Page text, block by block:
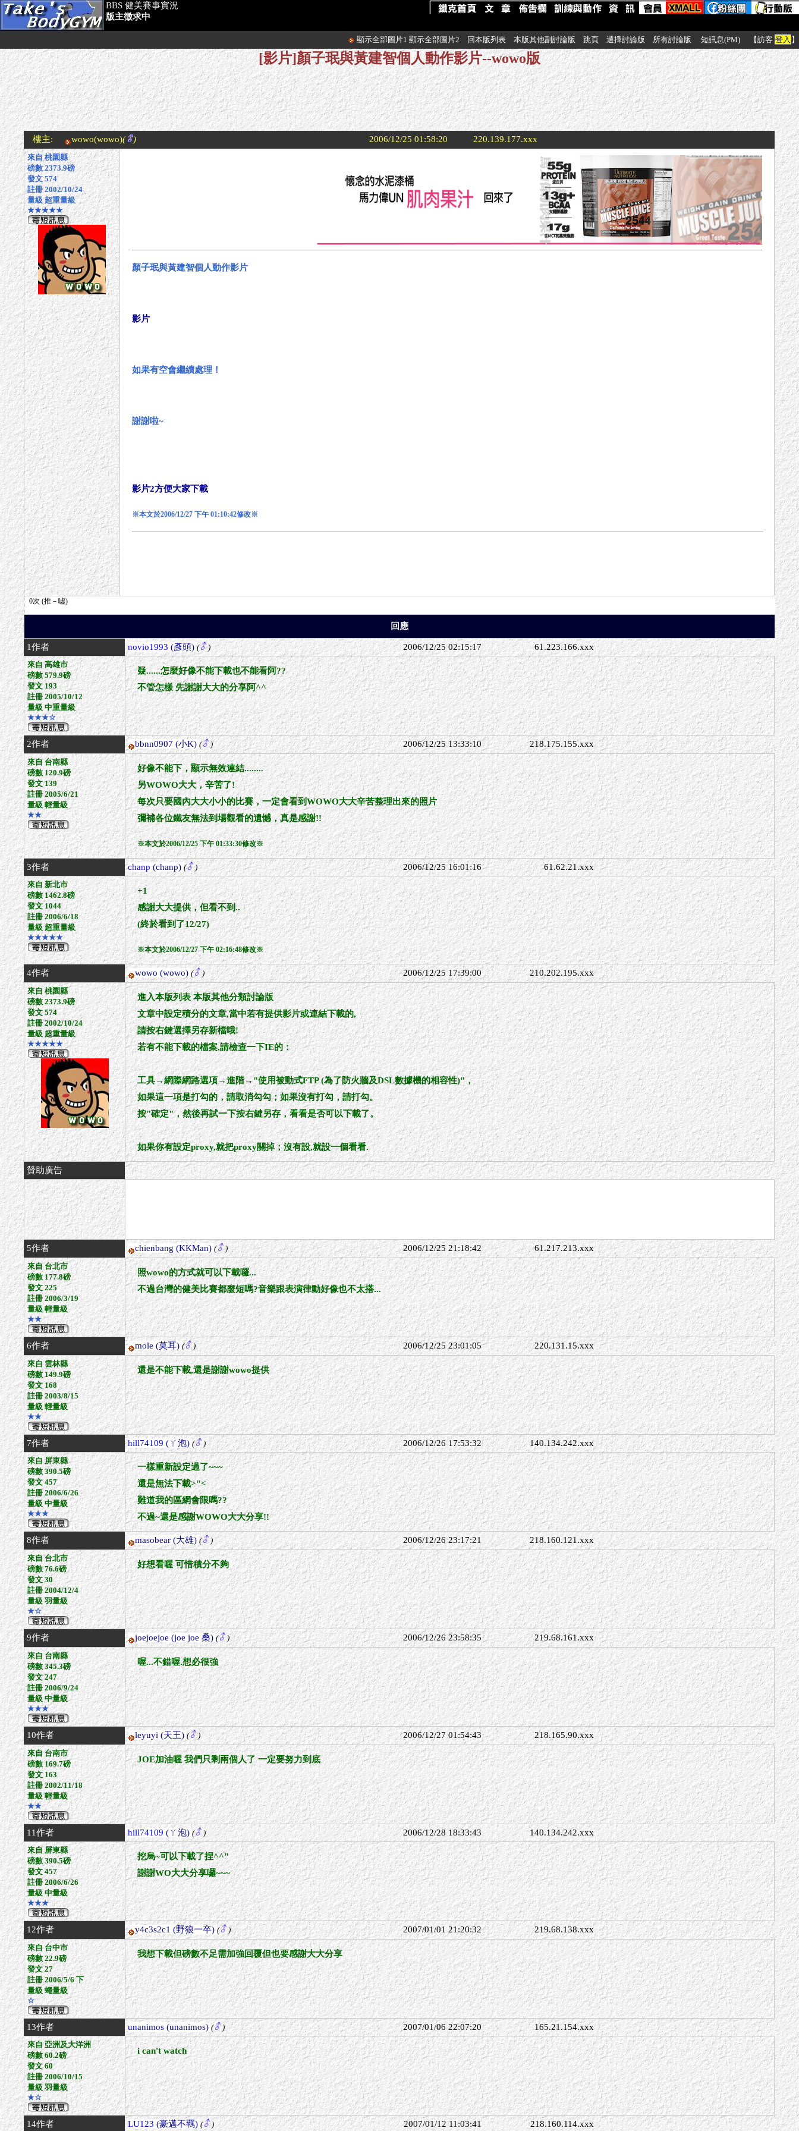
BBS 健美賽事實況
版主徵求中
顯示全部圖片1 顯示全部圖片2 回本版列表 本版其他副討論版 跳頁 選擇討論版 所有討論版 短訊息(PM) 【訪客 登入 】
[影片]顏子珉與黃建智個人動作影片--wowo版
樓主: wowo(wowo)( ) 2006/12/25 01:58:20 220.139.177.xxx
來自 桃園縣
磅數 2373.9磅
發文 574
註冊 2002/10/24
量級 超重量級
★★★★★
顏子珉與黃建智個人動作影片
影片
如果有空會繼續處理！
謝謝啦~
影片2方便大家下載
※本文於2006/12/27 下午 01:10:42修改※
回應
1作者 novio1993(彥頭) ( ) 2006/12/25 02:15:17 61.223.166.xxx
來自 高雄市
磅數 579.9磅
發文 193
註冊 2005/10/12
量級 中重量級
★★★☆
疑......怎麼好像不能下載也不能看阿??
不管怎樣 先謝謝大大的分享阿^^
2作者 bbnn0907 (小K) ( ) 2006/12/25 13:33:10 218.175.155.xxx
來自 台南縣
磅數 120.9磅
發文 139
註冊 2005/6/21
量級 輕量級
★★
好像不能下，顯示無效連結........
另WOWO大大，辛苦了!
每次只要國內大大小小的比賽，一定會看到WOWO大大辛苦整理出來的照片
彌補各位鐵友無法到場觀看的遺憾，真是感謝!!
※本文於2006/12/25 下午 01:33:30修改※
3作者 chanp(chanp) ( ) 2006/12/25 16:01:16 61.62.21.xxx
來自 新北市
磅數 1462.8磅
發文 1044
註冊 2006/6/18
量級 超重量級
★★★★★
+1
感謝大大提供，但看不到..
(終於看到了12/27)
※本文於2006/12/27 下午 02:16:48修改※
4作者 wowo (wowo) ( ) 2006/12/25 17:39:00 210.202.195.xxx
來自 桃園縣
磅數 2373.9磅
發文 574
註冊 2002/10/24
量級 超重量級
★★★★★
進入本版列表 本版其他分類討論版
文章中設定積分的文章,當中若有提供影片或連結下載的,
請按右鍵選擇另存新檔哦!
若有不能下載的檔案,請檢查一下IE的：
工具→網際網路選項→進階→"使用被動式FTP (為了防火牆及DSL數據機的相容性)"，
如果這一項是打勾的，請取消勾勾；如果沒有打勾，請打勾。
按"確定"，然後再試一下按右鍵另存，看看是否可以下載了。
如果你有設定proxy,就把proxy關掉；沒有設,就設一個看看.
贊助廣告
5作者 chienbang (KKMan) ( ) 2006/12/25 21:18:42 61.217.213.xxx
來自 台北市
磅數 177.8磅
發文 225
註冊 2006/3/19
量級 輕量級
★★
照wowo的方式就可以下載囉...
不過台灣的健美比賽都麼短嗎?音樂跟表演律動好像也不太搭...
6作者 mole (莫耳) ( ) 2006/12/25 23:01:05 220.131.15.xxx
來自 雲林縣
磅數 149.9磅
發文 168
註冊 2003/8/15
量級 輕量級
★★
還是不能下載,還是謝謝wowo提供
7作者 hill74109(ㄚ泡) ( ) 2006/12/26 17:53:32 140.134.242.xxx
來自 屏東縣
磅數 390.5磅
發文 457
註冊 2006/6/26
量級 中量級
★★★
一樣重新設定過了~~~
還是無法下載>"<
難道我的區網會限嗎??
不過~還是感謝WOWO大大分享!!
8作者 masobear (大雄) ( ) 2006/12/26 23:17:21 218.160.121.xxx
來自 台北市
磅數 76.6磅
發文 30
註冊 2004/12/4
量級 羽量級
★☆
好想看喔 可惜積分不夠
9作者 joejoejoe (joe joe 桑) ( ) 2006/12/26 23:58:35 219.68.161.xxx
來自 台南縣
磅數 345.3磅
發文 247
註冊 2006/9/24
量級 中量級
★★★
喔...不錯喔.想必很強
10作者 leyuyi (天王) ( ) 2006/12/27 01:54:43 218.165.90.xxx
來自 台南市
磅數 169.7磅
發文 163
註冊 2002/11/18
量級 輕量級
★★
JOE加油喔 我們只剩兩個人了 一定要努力到底
11作者 hill74109(ㄚ泡) ( ) 2006/12/28 18:33:43 140.134.242.xxx
來自 屏東縣
磅數 390.5磅
發文 457
註冊 2006/6/26
量級 中量級
★★★
挖烏~可以下載了捏^^"
謝謝WO大大分享囉~~~
12作者 y4c3s2c1 (野狼一卒) ( ) 2007/01/01 21:20:32 219.68.138.xxx
來自 台中市
磅數 22.9磅
發文 27
註冊 2006/5/6 下
量級 蠅量級
☆
我想下載但磅數不足需加強回覆但也要感謝大大分享
13作者 unanimos(unanimos) ( ) 2007/01/06 22:07:20 165.21.154.xxx
來自 亞洲及大洋洲
磅數 60.2磅
發文 60
註冊 2006/10/15
量級 羽量級
★☆
i can't watch
14作者 LU123(豪邁不羈) ( ) 2007/01/12 11:03:41 218.160.114.xxx